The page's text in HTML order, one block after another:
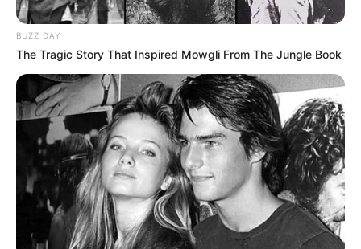
BUZZ DAY
The Tragic Story That Inspired Mowgli From The Jungle Book